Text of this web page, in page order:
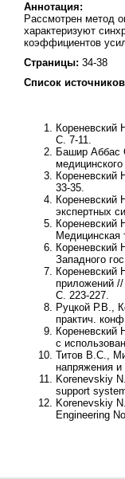
Аннотация:
Рассмотрен метод
характеризуют
коэффициентов
Страницы: 34-38
Список источников
Кореневский
С. 7-11.
Башир Аббас
Кореневский
33-35.
Кореневский
экспертных
Кореневский
Медицинская
Кореневский
Западного
Кореневский
приложений
С. 223-227.
Руцкой Р.В.,
практич.
с
Титов В.С.,
напряжения
Korenevskiy
support
Korenevskiy
Engineering